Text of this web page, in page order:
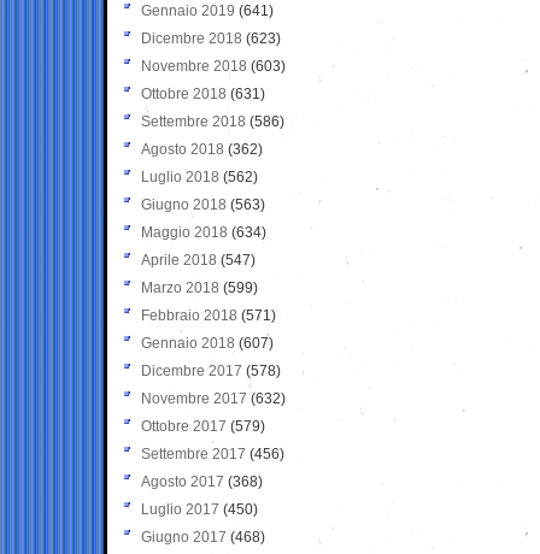
Gennaio 2019 (641)
Dicembre 2018 (623)
Novembre 2018 (603)
Ottobre 2018 (631)
Settembre 2018 (586)
Agosto 2018 (362)
Luglio 2018 (562)
Giugno 2018 (563)
Maggio 2018 (634)
Aprile 2018 (547)
Marzo 2018 (599)
Febbraio 2018 (571)
Gennaio 2018 (607)
Dicembre 2017 (578)
Novembre 2017 (632)
Ottobre 2017 (579)
Settembre 2017 (456)
Agosto 2017 (368)
Luglio 2017 (450)
Giugno 2017 (468)